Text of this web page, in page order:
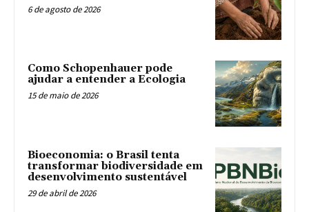
6 de agosto de 2026
Como Schopenhauer pode
ajudar a entender a Ecologia
15 de maio de 2026
Bioeconomia: o Brasil tenta
transformar biodiversidade em
desenvolvimento sustentável
29 de abril de 2026